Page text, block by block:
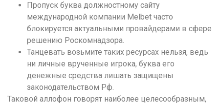
Пропуск буква должностному сайту
международной компании Melbet часто
блокируется актуальными провайдерами в сфере
решению Роскомнадзора.
Танцевать возьмите таких ресурсах нельзя, ведь
ни личные врученные игрока, буква его
денежные средства лишать защищены
законодательством Рф.
Таковой аллофон говорят наиболее целесообразным,